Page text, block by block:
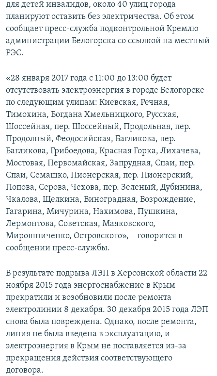
для детей инвалидов, около 40 улиц города
планируют оставить без электричества. Об этом
сообщает пресс-служба подконтрольной Кремлю
администрации Белогорска со ссылкой на местный
РЭС.
«28 января 2017 года с 11:00 до 13:00 будет
отсутствовать электроэнергия в городе Белогорске
по следующим улицам: Киевская, Речная,
Тимохина, Богдана Хмельницкого, Русская,
Шоссейная, пер. Шоссейный, Продольная, пер.
Продолный, Феодосийская, Багликова, пер.
Багликова, Грибоедова, Красная Горка, Лихачева,
Мостовая, Первомайская, Запрудная, Спаи, пер.
Спаи, Семашко, Пионерская, пер. Пионерский,
Попова, Серова, Чехова, пер. Зеленый, Дубинина,
Чкалова, Щелкина, Виноградная, Возрождение,
Гагарина, Мичурина, Нахимова, Пушкина,
Лермонтова, Советская, Маяковского,
Мирошниченко, Островского», – говорится в
сообщении пресс-службы.
В результате подрыва ЛЭП в Херсонской области 22
ноября 2015 года энергоснабжение в Крым
прекратили и возобновили после ремонта
электролинии 8 декабря. 30 декабря 2015 года ЛЭП
снова была повреждена. Однако, после ремонта,
линия не была введена в эксплуатацию, и
электроэнергия в Крым не поставляется из-за
прекращения действия соответствующего
договора.